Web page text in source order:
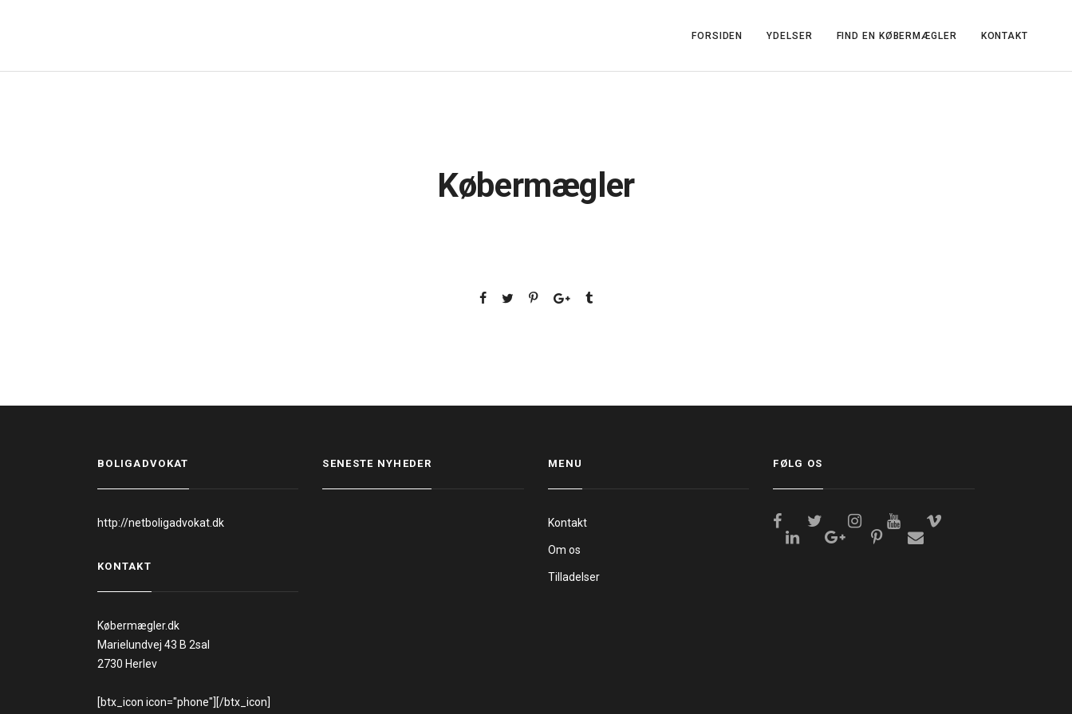
FORSIDEN YDELSER FIND EN KØBERMÆGLER KONTAKT
Købermægler
BOLIGADVOKAT
http://netboligadvokat.dk
KONTAKT
Købermægler.dk
Marielundvej 43 B 2sal
2730 Herlev
[btx_icon icon="phone"][/btx_icon]
SENESTE NYHEDER MENU
Kontakt
Om os
Tilladelser
FØLG OS